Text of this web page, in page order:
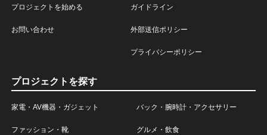
プロジェクトを始める
お問い合わせ
ガイドライン
外部送信ポリシー
プライバシーポリシー
プロジェクトを探す
家電・AV機器・ガジェット バック・腕時計・アクセサリー
ファッション・靴 グルメ・飲食